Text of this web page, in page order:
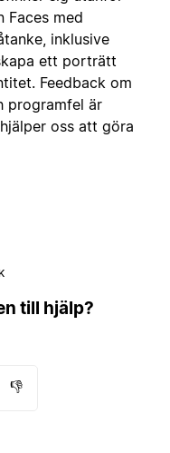
Faces med
inklusive
ett porträtt
Feedback om
programfel är
oss att göra
till hjälp?
👎